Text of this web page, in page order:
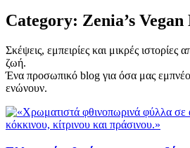
Category: Zenia’s
Σκέψεις, εμπειρίες και μικρές ιστορίες
ζωή.
Ένα προσωπικό blog για όσα μας
ενώνουν.